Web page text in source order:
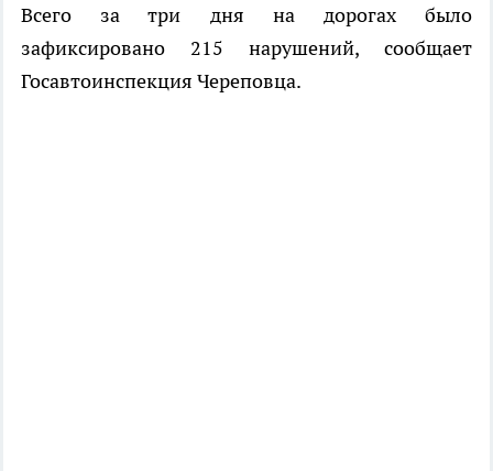
Всего за три дня на дорогах было
зафиксировано 215 нарушений, сообщает
Госавтоинспекция Череповца.